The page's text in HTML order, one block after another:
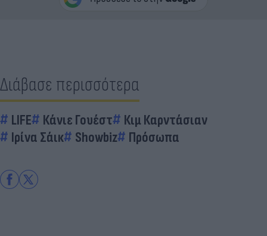
Διάβασε περισσότερα
LIFE Κάνιε Γουέστ
Κιμ Καρντάσιαν
Ιρίνα Σάικ
Showbiz Πρόσωπα